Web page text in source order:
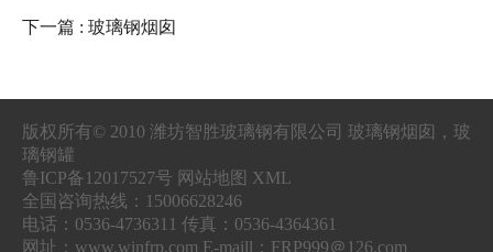
下一篇 : 玻璃钢烟囱
版权所有© 2010 潍坊智胜玻璃钢有限公司 玻璃钢烟囱，玻
璃钢罐
鲁ICP备12017527号 网站地图 XML
全国咨询热线：15006628246
电话：0536-4736311 传真：0536-4364361
网址：www.winfrp.com E-maill：FRP999＠126.com